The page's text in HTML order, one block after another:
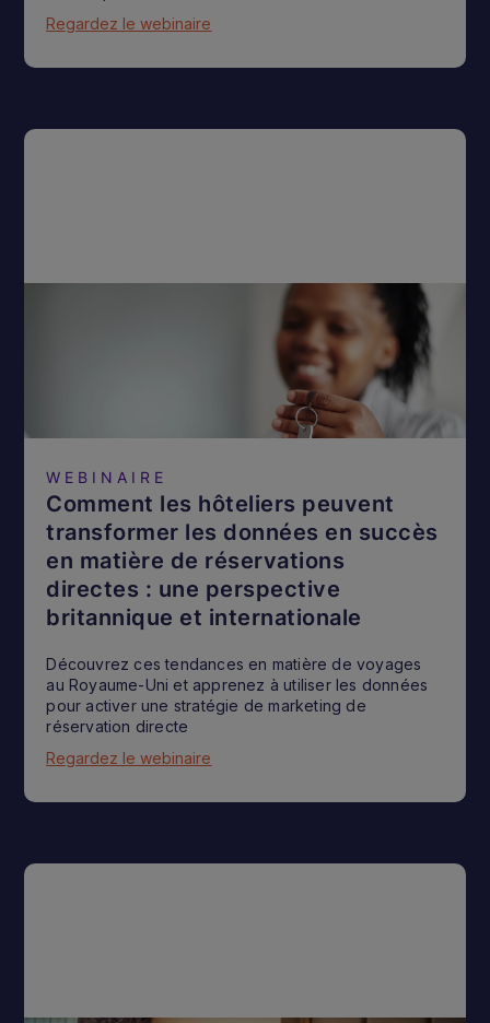
Regardez le webinaire
WEBINAIRE
Comment les hôteliers peuvent
transformer les données en succès
en matière de réservations
directes : une perspective
britannique et internationale
Découvrez ces tendances en matière de voyages
au Royaume-Uni et apprenez à utiliser les données
pour activer une stratégie de marketing de
réservation directe
Regardez le webinaire